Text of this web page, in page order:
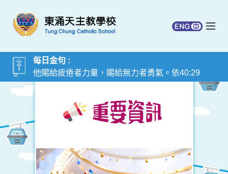
每日金句 :
他賜給疲倦者力量，賜給無力者勇氣。依40:29